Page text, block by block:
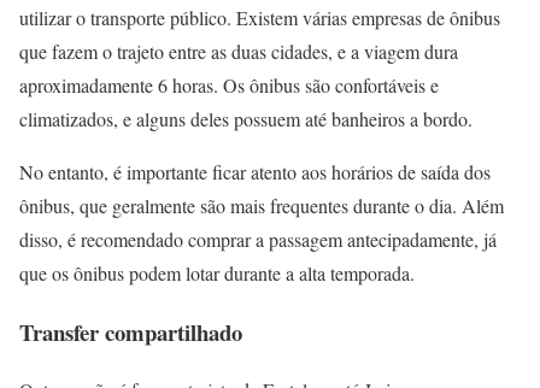
utilizar o transporte público. Existem várias empresas de ônibus
que fazem o trajeto entre as duas cidades, e a viagem dura
aproximadamente 6 horas. Os ônibus são confortáveis e
climatizados, e alguns deles possuem até banheiros a bordo.
No entanto, é importante ficar atento aos horários de saída dos
ônibus, que geralmente são mais frequentes durante o dia. Além
disso, é recomendado comprar a passagem antecipadamente, já
que os ônibus podem lotar durante a alta temporada.
Transfer compartilhado